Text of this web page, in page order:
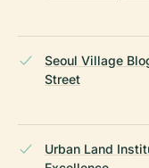
Seoul Village
Street
Urban Land